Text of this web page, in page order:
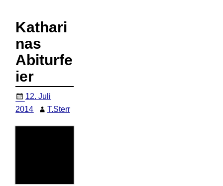
Kathari
nas
Abiturfe
ier
12. Juli
2014
T.Sterr